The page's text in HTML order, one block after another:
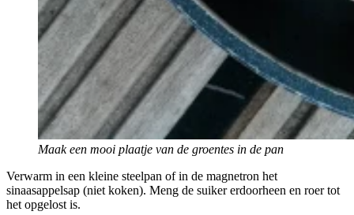
Maak een mooi plaatje van de groentes in de pan
Verwarm in een kleine steelpan of in de magnetron het
sinaasappelsap (niet koken). Meng de suiker erdoorheen en roer tot
het opgelost is.